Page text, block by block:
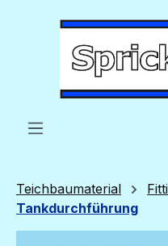
Zum Hauptinhalt springen
Teichbaumaterial
Tankdurchführung